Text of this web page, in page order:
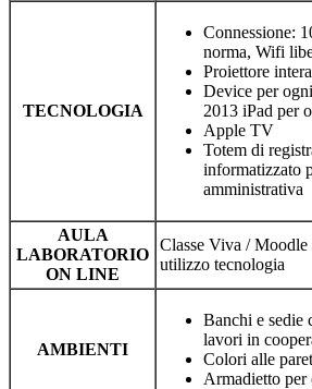
TECNOLOGIA
Connessione:
norma, Wifi
Proiettore
Device per
2013 iPad per
Apple TV
Totem di
informatizzato
amministrativa
AULA
LABORATORIO
ON LINE
Classe Viva / Moodle
utilizzo tecnologia
AMBIENTI
Banchi e sedie
lavori in
Colori alle
Armadietto